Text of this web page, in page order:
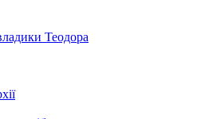
Теодора